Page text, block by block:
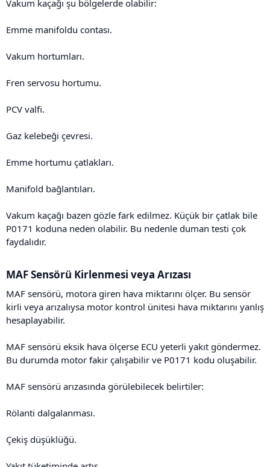
Vakum kaçağı şu bölgelerde olabilir:
Emme manifoldu contası.
Vakum hortumları.
Fren servosu hortumu.
PCV valfi.
Gaz kelebeği çevresi.
Emme hortumu çatlakları.
Manifold bağlantıları.
Vakum kaçağı bazen gözle fark edilmez. Küçük bir çatlak bile
P0171 koduna neden olabilir. Bu nedenle duman testi çok
faydalıdır.
MAF Sensörü Kirlenmesi veya Arızası​
MAF sensörü, motora giren hava miktarını ölçer. Bu sensör
kirli veya arızalıysa motor kontrol ünitesi hava miktarını yanlış
hesaplayabilir.
MAF sensörü eksik hava ölçerse ECU yeterli yakıt göndermez.
Bu durumda motor fakir çalışabilir ve P0171 kodu oluşabilir.
MAF sensörü arızasında görülebilecek belirtiler:
Rölanti dalgalanması.
Çekiş düşüklüğü.